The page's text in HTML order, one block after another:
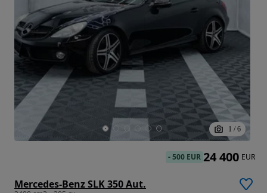
1 / 6
Mercedes-Benz SLK 350 Aut.
-500 EUR 24 400 EUR